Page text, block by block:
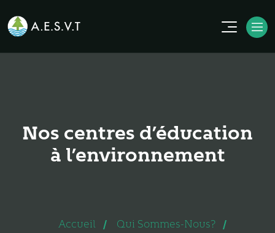
Nos centres d’éducation
à l’environnement
Accueil
Qui Sommes-Nous?